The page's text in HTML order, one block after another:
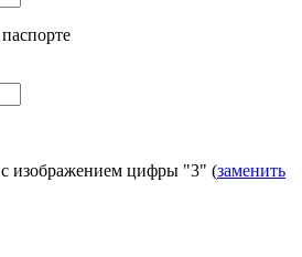
изображением цифры "3" (заменить